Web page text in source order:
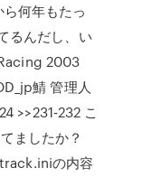
何年もたっ
るんだし、い
2003
鯖 管理人
>>231-232 こ
ましたか？
の内容